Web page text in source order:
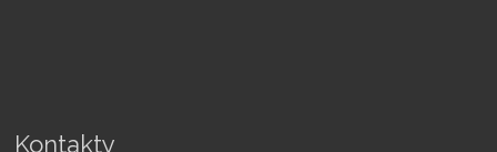
Kontakty